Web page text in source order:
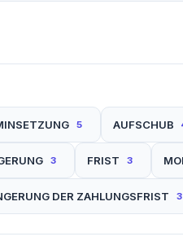
5 AUFSCHUB
3 FRIST 3
DER ZAHLUNGSFRIST 3